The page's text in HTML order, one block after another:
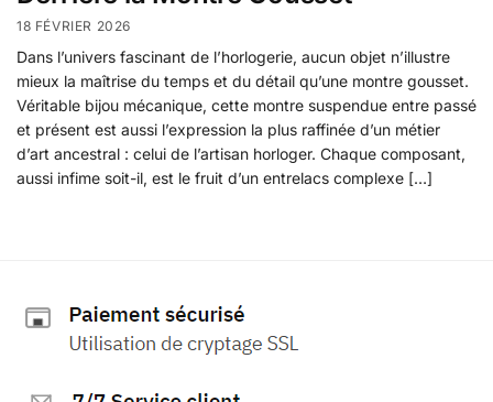
18 FÉVRIER 2026
Dans l’univers fascinant de l’horlogerie, aucun objet n’illustre
mieux la maîtrise du temps et du détail qu’une montre gousset.
Véritable bijou mécanique, cette montre suspendue entre passé
et présent est aussi l’expression la plus raffinée d’un métier
d’art ancestral : celui de l’artisan horloger. Chaque composant,
aussi infime soit-il, est le fruit d’un entrelacs complexe […]